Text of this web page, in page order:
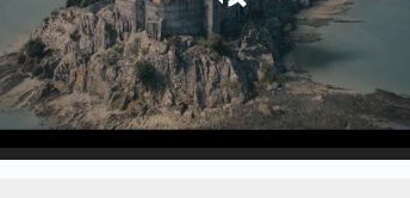
Unmute /
Loaded:
54.63%